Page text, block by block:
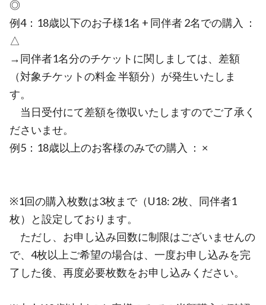
◎
例4：18歳以下のお子様1名 + 同伴者 2名での購入 ：
△
→同伴者1名分のチケットに関しましては、差額
（対象チケットの料金 半額分）が発生いたしま
す。
当日受付にて差額を徴収いたしますのでご了承く
ださいませ。
例5：18歳以上のお客様のみでの購入 ： ×
※1回の購入枚数は3枚まで（U18: 2枚、同伴者1
枚）と設定しております。
ただし、お申し込み回数に制限はございませんの
で、4枚以上ご希望の場合は、一度お申し込みを完
了した後、再度必要枚数をお申し込みください。